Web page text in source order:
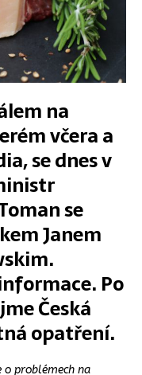
na
včera a
se dnes v
se
Janem
Po
Česká
opatření.
o problémech na